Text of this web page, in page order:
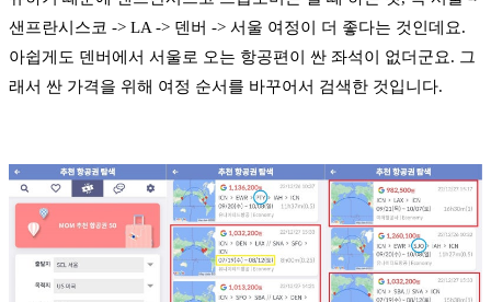
샌프란시스코 -> LA -> 덴버 -> 서울 여정이 더 좋다는 것인데요.
아쉽게도 덴버에서 서울로 오는 항공편이 싼 좌석이 없더군요. 그
래서 싼 가격을 위해 여정 순서를 바꾸어서 검색한 것입니다.